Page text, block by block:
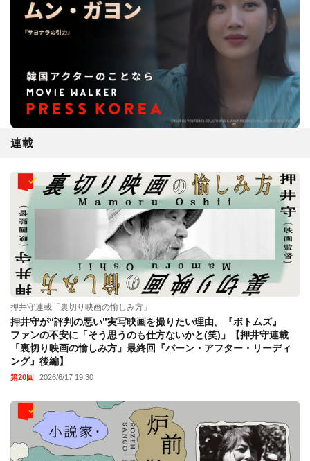
連載
押井守連載「裏切り映画の愉しみ方」
押井守が“評判の悪い”実写映画を撮りたい理由。『ボトムズ』
ファンの不安に「そう思うのも仕方ないかと(笑)」【押井守連載
「裏切り映画の愉しみ方」最終回『バーン・アフター・リーディ
ング』後編】
第20回 2026/6/17 19:30